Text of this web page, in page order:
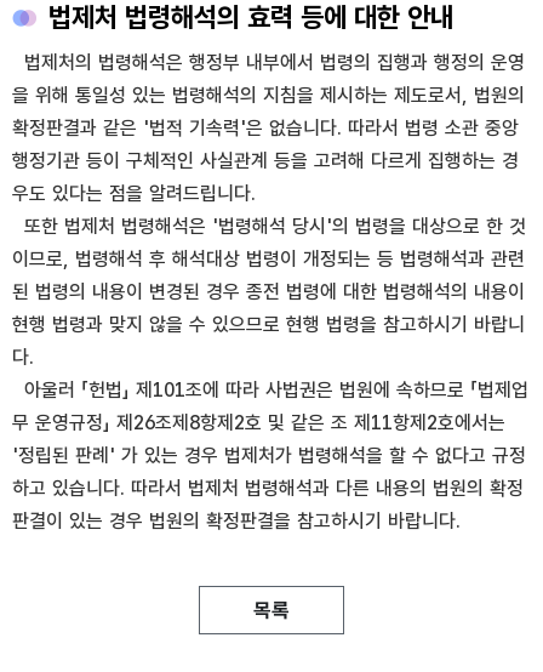
법제처 법령해석의 효력 등에 대한 안내
법제처의 법령해석은 행정부 내부에서 법령의 집행과 행정의 운영
을 위해 통일성 있는 법령해석의 지침을 제시하는 제도로서, 법원의
확정판결과 같은 '법적 기속력'은 없습니다. 따라서 법령 소관 중앙
행정기관 등이 구체적인 사실관계 등을 고려해 다르게 집행하는 경
우도 있다는 점을 알려드립니다.
또한 법제처 법령해석은 '법령해석 당시'의 법령을 대상으로 한 것
이므로, 법령해석 후 해석대상 법령이 개정되는 등 법령해석과 관련
된 법령의 내용이 변경된 경우 종전 법령에 대한 법령해석의 내용이
현행 법령과 맞지 않을 수 있으므로 현행 법령을 참고하시기 바랍니
다.
아울러 「헌법」 제101조에 따라 사법권은 법원에 속하므로 「법제업
무 운영규정」 제26조제8항제2호 및 같은 조 제11항제2호에서는
'정립된 판례' 가 있는 경우 법제처가 법령해석을 할 수 없다고 규정
하고 있습니다. 따라서 법제처 법령해석과 다른 내용의 법원의 확정
판결이 있는 경우 법원의 확정판결을 참고하시기 바랍니다.
목록